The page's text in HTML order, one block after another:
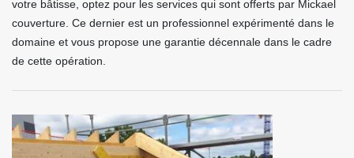
votre bâtisse, optez pour les services qui sont offerts par Mickael
couverture. Ce dernier est un professionnel expérimenté dans le
domaine et vous propose une garantie décennale dans le cadre
de cette opération.